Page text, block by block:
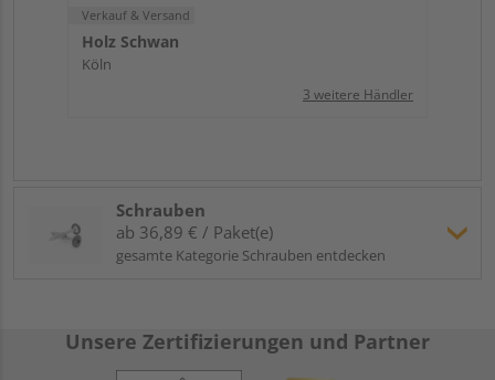
Verkauf & Versand
Holz Schwan
Köln
3 weitere Händler
Schrauben
ab 36,89 € / Paket(e)
gesamte Kategorie Schrauben entdecken
Unsere Zertifizierungen und Partner